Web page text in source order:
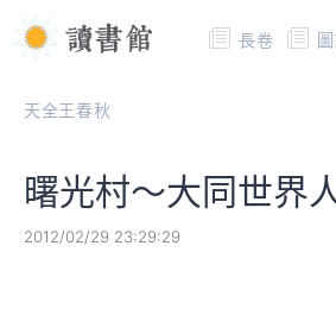
長卷
天全王春秋
曙光村～大同世界
2012/02/29 23:29:29